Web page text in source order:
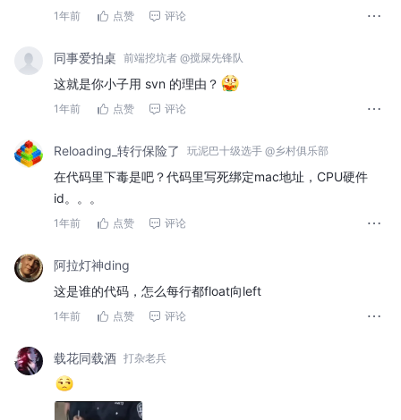
1年前 点赞 评论
同事爱拍桌 前端挖坑者 @搅屎先锋队
这就是你小子用 svn 的理由？
1年前 点赞 评论
Reloading_转行保险了 玩泥巴十级选手 @乡村俱乐部
在代码里下毒是吧？代码里写死绑定mac地址，CPU硬件
id。。。
1年前 点赞 评论
阿拉灯神ding
这是谁的代码，怎么每行都float向left
1年前 点赞 评论
载花同载酒 打杂老兵